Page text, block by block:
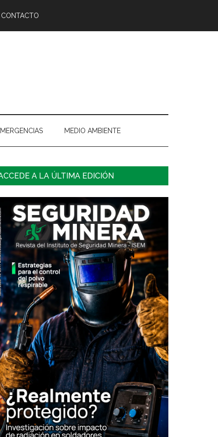
CONTACTO
MEDIO AMBIENTE
A LA ÚLTIMA EDICIÓN